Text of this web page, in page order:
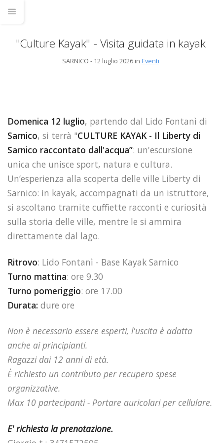
"Culture Kayak" - Visita guidata in kayak
SARNICO - 12 luglio 2026 in Eventi
Domenica 12 luglio, partendo dal Lido Fontanì di
Sarnico, si terrà "CULTURE KAYAK - Il Liberty di
Sarnico raccontato dall'acqua”: un'escursione
unica che unisce sport, natura e cultura.
Un’esperienza alla scoperta delle ville Liberty di
Sarnico: in kayak, accompagnati da un istruttore,
si ascoltano tramite cuffiette racconti e curiosità
sulla storia delle ville, mentre le si ammira
direttamente dal lago.
Ritrovo: Lido Fontanì - Base Kayak Sarnico
Turno mattina: ore 9.30
Turno pomeriggio: ore 17.00
Durata: dure ore
Non è necessario essere esperti, l'uscita è adatta
anche ai principianti.
Ragazzi dai 12 anni di età.
È richiesto un contributo per recupero spese
organizzative.
Max 10 partecipanti - Portare auricolari per cellulare.
E' richiesta la prenotazione.